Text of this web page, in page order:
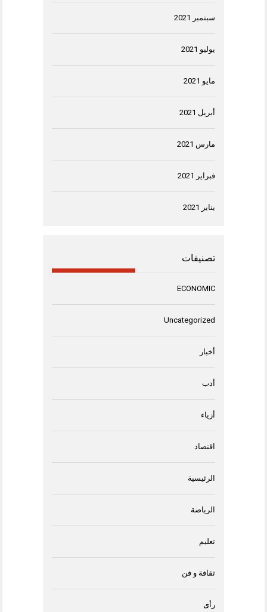
سبتمبر 2021
يوليو 2021
مايو 2021
أبريل 2021
مارس 2021
فبراير 2021
يناير 2021
تصنيفات
ECONOMIC
Uncategorized
أخبار
أدب
أزياء
اقتصاد
الرئيسية
الرياضة
تعليم
ثقافة و فن
رأى